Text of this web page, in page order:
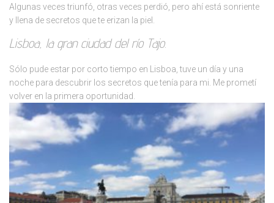
Algunas veces triunfó, otras veces perdió, pero ahí está sonriente
y llena de secretos que te erizan la piel.
Lisboa, la gran ciudad del río Tajo.
Sólo pude estar por corto tiempo en Lisboa, tuve un día y una
noche para descubrir los secretos que tenía para mi. Me prometí
volver en la primera oportunidad.